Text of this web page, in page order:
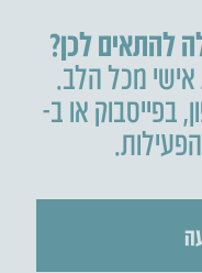
להתאים לכן?
אישי מכל הלב.
,בפייסבוק או ב-